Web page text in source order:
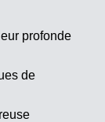
profonde
de